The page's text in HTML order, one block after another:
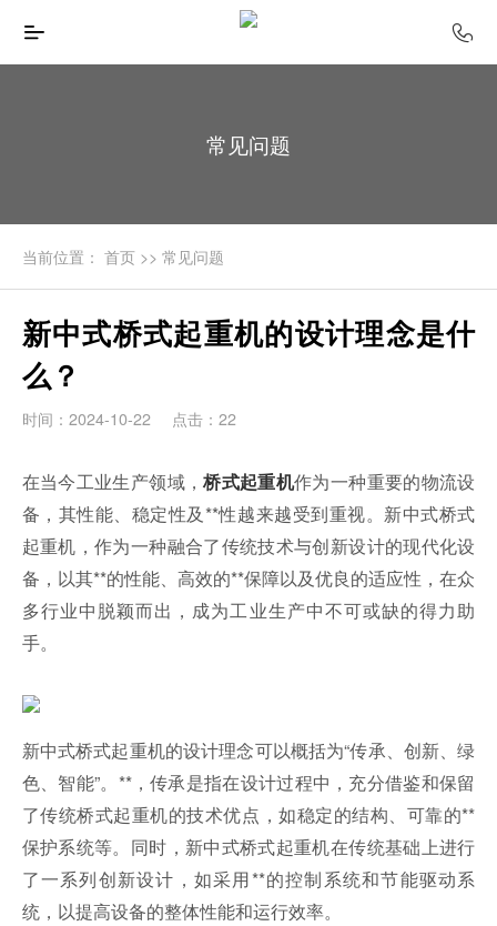
常见问题
当前位置： 首页>> 常见问题
新中式桥式起重机的设计理念是什
么？
时间：2024-10-22 点击：22
在当今工业生产领域，桥式起重机作为一种重要的物流设
备，其性能、稳定性及**性越来越受到重视。新中式桥式
起重机，作为一种融合了传统技术与创新设计的现代化设
备，以其**的性能、高效的**保障以及优良的适应性，在众
多行业中脱颖而出，成为工业生产中不可或缺的得力助
手。
新中式桥式起重机的设计理念可以概括为“传承、创新、绿
色、智能”。**，传承是指在设计过程中，充分借鉴和保留
了传统桥式起重机的技术优点，如稳定的结构、可靠的**
保护系统等。同时，新中式桥式起重机在传统基础上进行
了一系列创新设计，如采用**的控制系统和节能驱动系
统，以提高设备的整体性能和运行效率。